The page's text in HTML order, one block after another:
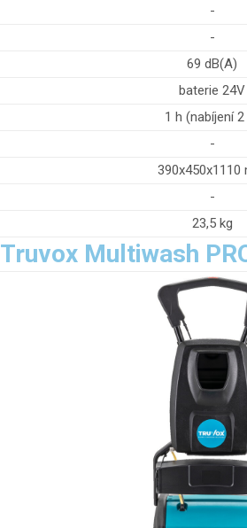
-
-
69 dB(A)
baterie 24V
1 h (nabíjení 2
-
390x450x1110
-
23,5 kg
Truvox Multiwash